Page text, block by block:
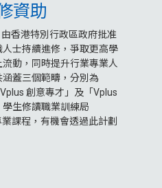
資助
由香港特別行政區政府批准
士持續進修，爭取更高學
動，同時提升行業專業人
蓋三個範疇，分別為
創意專才」及「Vplus
生修讀職業訓練局
課程，有機會透過此計劃